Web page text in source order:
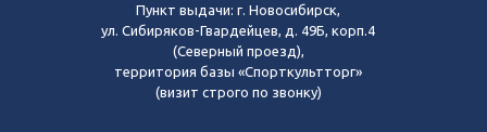
Пункт выдачи: г. Новосибирск,
ул. Сибиряков-Гвардейцев, д. 49Б, корп.4
(Северный проезд),
территория базы «Спорткультторг»
(визит строго по звонку)